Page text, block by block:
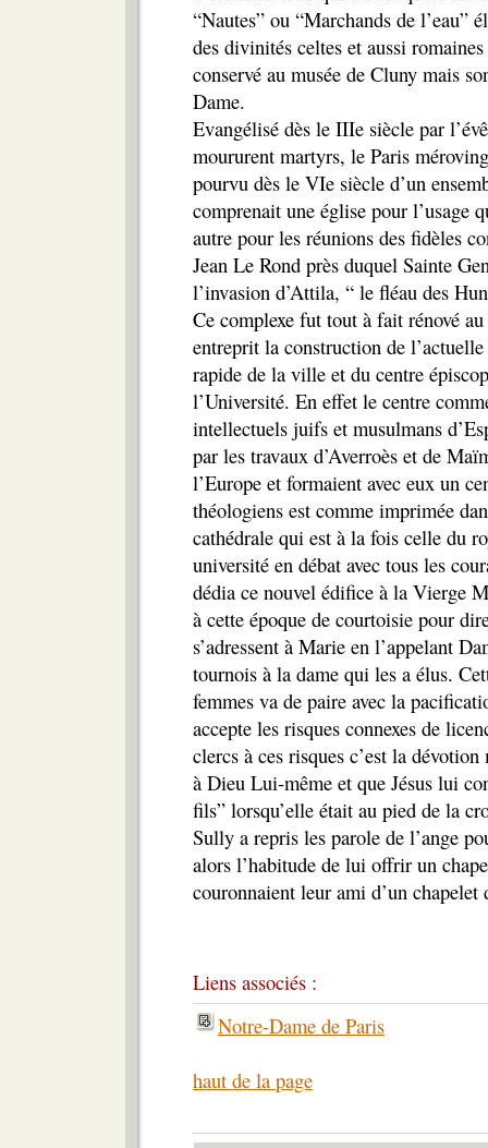
“Nautes” ou “Marchands de l’eau”
des divinités celtes et aussi
conservé au musée de Cluny mais
Dame.
Evangélisé dès le IIIe siècle par
moururent martyrs, le Paris
pourvu dès le VIe siècle d’un
comprenait une église pour l’usage
autre pour les réunions des fidèles
Jean Le Rond près duquel Sainte
l’invasion d’Attila, “ le fléau des
Ce complexe fut tout à fait rénové
entreprit la construction de
rapide de la ville et du centre
l’Université. En effet le centre
intellectuels juifs et musulmans
par les travaux d’Averroès et de
l’Europe et formaient avec eux un
théologiens est comme imprimée
cathédrale qui est à la fois celle du
université en débat avec tous les
dédia ce nouvel édifice à la Vierge
à cette époque de courtoisie pour
s’adressent à Marie en l’appelant
tournois à la dame qui les a élus.
femmes va de paire avec la
accepte les risques connexes de
clercs à ces risques c’est la
à Dieu Lui-même et que Jésus lui
fils” lorsqu’elle était au pied de la
Sully a repris les parole de l’ange
alors l’habitude de lui offrir un
couronnaient leur ami d’un chapelet
Liens associés :
Notre-Dame de Paris
haut de la page